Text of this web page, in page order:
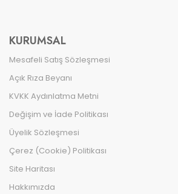
KURUMSAL
Mesafeli Satış Sözleşmesi
Açık Rıza Beyanı
KVKK Aydınlatma Metni
Değişim ve İade Politikası
Üyelik Sözleşmesi
Çerez (Cookie) Politikası
Site Haritası
Hakkımızda